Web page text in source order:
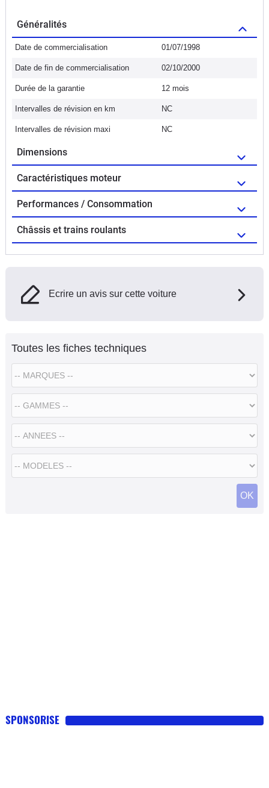
Généralités
Date de commercialisation 01/07/1998
Date de fin de commercialisation 02/10/2000
Durée de la garantie 12 mois
Intervalles de révision en km NC
Intervalles de révision maxi NC
Dimensions
Caractéristiques moteur
Performances / Consommation
Châssis et trains roulants
Ecrire un avis sur cette voiture
Toutes les fiches techniques
SPONSORISE